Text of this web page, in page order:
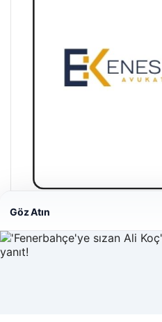
Enes Kaplan Avukatlık
28/04/2026
Web sitemizi nasıl
Göz Atın